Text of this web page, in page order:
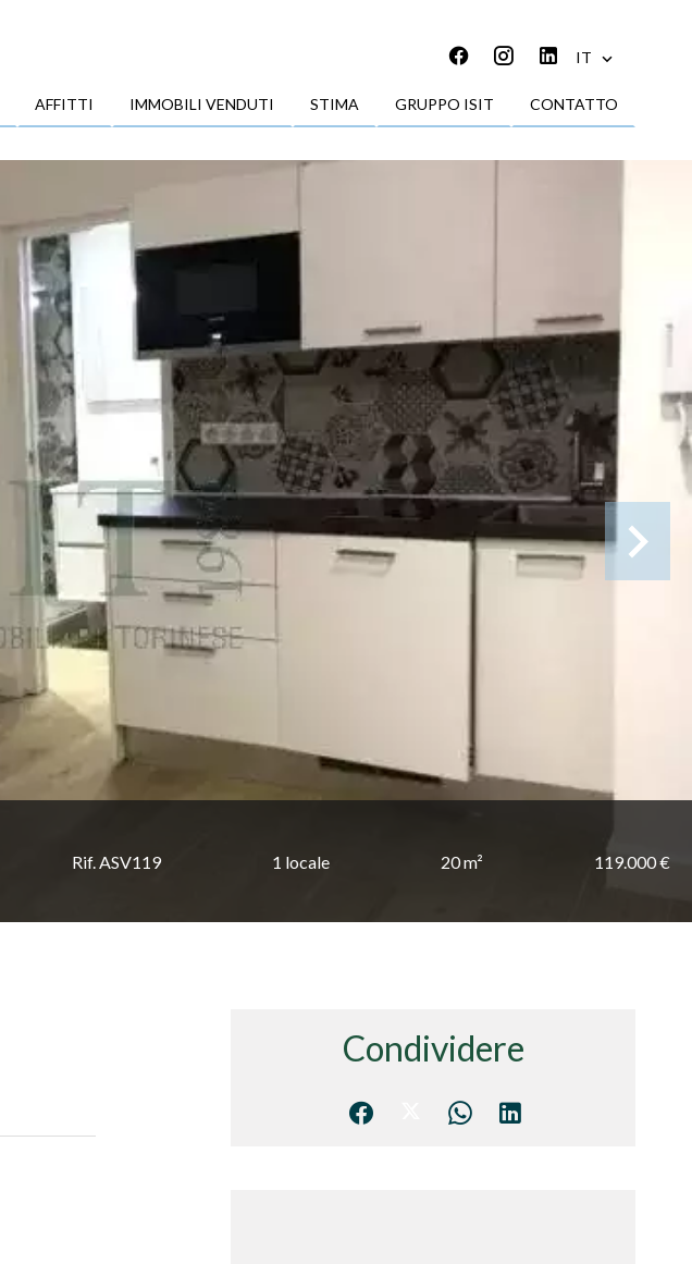
IT
AFFITTI IMMOBILI VENDUTI STIMA GRUPPO ISIT CONTATTO
Rif. ASV119 1 locale 20 m² 119.000 €
Condividere